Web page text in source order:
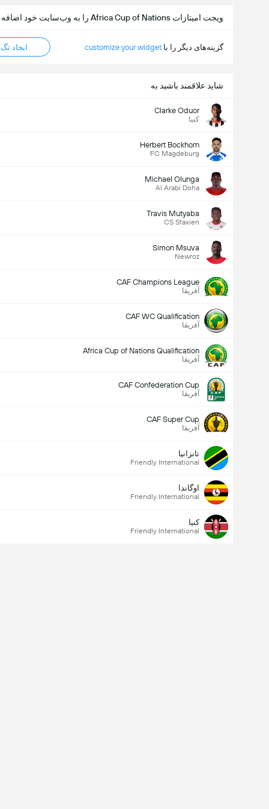
ویجت امیتازات Africa Cup of Nations را به وب‌سایت خود اضافه کنید
گزینه‌های دیگر را با customize your widget ایجاد تگ HTML
شاید علاقمند باشید به
Clarke Oduor
کنیا
Herbert Bockhorn
FC Magdeburg
Michael Olunga
Al Arabi Doha
Travis Mutyaba
CS Sfaxien
Simon Msuva
Newroz
CAF Champions League
آفریقا
CAF WC Qualification
آفریقا
Africa Cup of Nations Qualification
آفریقا
CAF Confederation Cup
آفریقا
CAF Super Cup
آفریقا
تانزانیا
Friendly International
اوگاندا
Friendly International
کنیا
Friendly International